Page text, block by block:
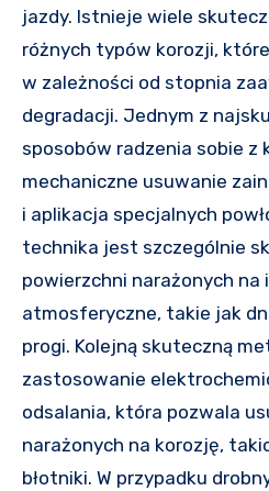
jazdy. Istnieje wiele
różnych typów korozji,
w zależności od stopnia
degradacji. Jednym z
sposobów radzenia sobie z
mechaniczne usuwanie
i aplikacja specjalnych
technika jest szczególnie
powierzchni narażonych
atmosferyczne, takie jak
progi. Kolejną skuteczną
zastosowanie
odsalania, która pozwala
narażonych na korozję,
błotniki. W przypadku